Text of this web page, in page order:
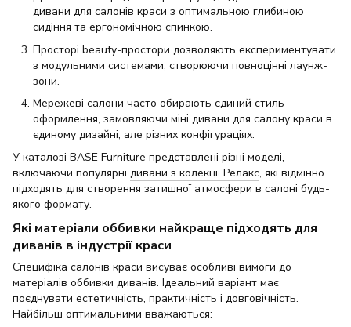
дивани для салонів краси з оптимальною глибиною
сидіння та ергономічною спинкою.
Просторі beauty-простори дозволяють експериментувати
з модульними системами, створюючи повноцінні лаунж-
зони.
Мережеві салони часто обирають єдиний стиль
оформлення, замовляючи міні дивани для салону краси в
єдиному дизайні, але різних конфігураціях.
У каталозі BASE Furniture представлені різні моделі,
включаючи популярні дивани з колекції Релакс, які відмінно
підходять для створення затишної атмосфери в салоні будь-
якого формату.
Які матеріали оббивки найкраще підходять для
диванів в індустрії краси
Специфіка салонів краси висуває особливі вимоги до
матеріалів оббивки диванів. Ідеальний варіант має
поєднувати естетичність, практичність і довговічність.
Найбільш оптимальними вважаються: